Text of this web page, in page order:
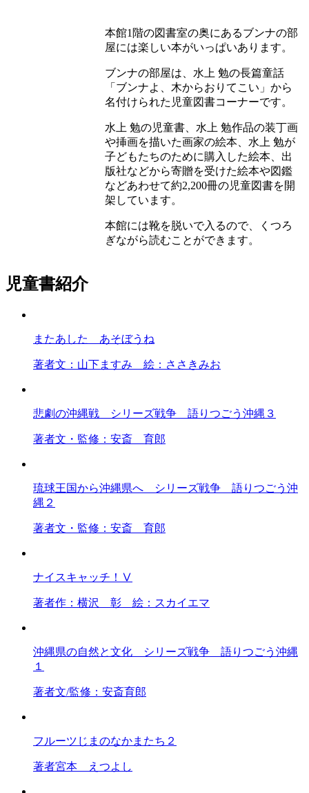
本館1階の図書室の奥にあるブンナの部
屋には楽しい本がいっぱいあります。
ブンナの部屋は、水上 勉の長篇童話
「ブンナよ、木からおりてこい」から
名付けられた児童図書コーナーです。
水上 勉の児童書、水上 勉作品の装丁画
や挿画を描いた画家の絵本、水上 勉が
子どもたちのために購入した絵本、出
版社などから寄贈を受けた絵本や図鑑
などあわせて約2,200冊の児童図書を開
架しています。
本館には靴を脱いで入るので、くつろ
ぎながら読むことができます。
児童書紹介
またあした あそぼうね
著者文：山下ますみ 絵：ささきみお
悲劇の沖縄戦 シリーズ戦争 語りつごう沖縄３
著者文・監修：安斎 育郎
琉球王国から沖縄県へ シリーズ戦争 語りつごう沖
縄２
著者文・監修：安斎 育郎
ナイスキャッチ！Ⅴ
著者作：横沢 彰 絵：スカイエマ
沖縄県の自然と文化 シリーズ戦争 語りつごう沖縄
１
著者文/監修：安斎育郎
フルーツじまのなかまたち２
著者宮本 えつよし